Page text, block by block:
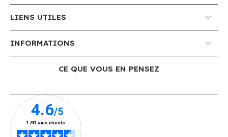
LIENS UTILES
INFORMATIONS
CE QUE VOUS EN PENSEZ